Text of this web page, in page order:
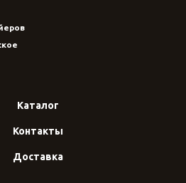
Каталог
Контакты
Доставка